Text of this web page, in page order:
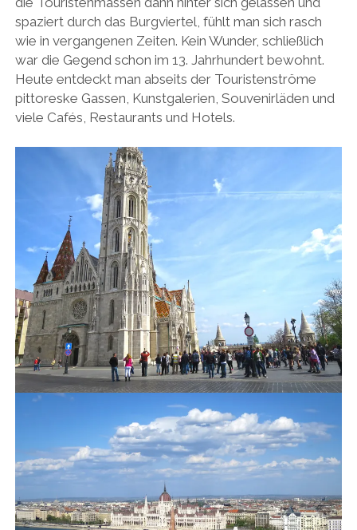
spaziert durch das Burgviertel, fühlt man sich rasch
wie in vergangenen Zeiten. Kein Wunder, schließlich
war die Gegend schon im 13. Jahrhundert bewohnt.
Heute entdeckt man abseits der Touristenströme
pittoreske Gassen, Kunstgalerien, Souvenirläden und
viele Cafés, Restaurants und Hotels.